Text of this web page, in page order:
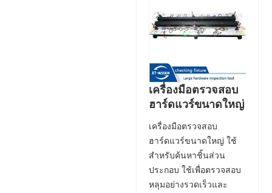
เครื่องมือตรวจสอบ
ฮาร์ดแวร์ขนาดใหญ่
เครื่องมือตรวจสอบ
ฮาร์ดแวร์ขนาดใหญ่ ใช้
สำหรับค้นหาชิ้นส่วน
ประกอบ ใช้เพื่อตรวจสอบ
หลุมอย่างรวดเร็วและ